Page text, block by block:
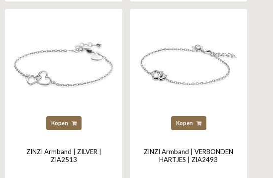
Kopen
ZINZI Armband | ZILVER |
ZIA2513
Kopen
ZINZI Armband | VERBONDEN
HARTJES | ZIA2493